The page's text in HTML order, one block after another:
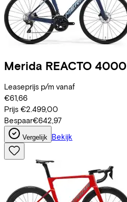
Merida REACTO 4000
Leaseprijs p/m vanaf
€61,66
Prijs €2.499,00
Bespaar€642,97
Vergelijk Bekijk